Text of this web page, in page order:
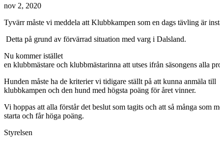
nov 2, 2020
Tyvärr måste vi meddela att Klubbkampen som en dags tävling är
Detta på grund av förvärrad situation med varg i Dalsland.
Nu kommer istället
en klubbmästare och klubbmästarinna att utses ifrån säsongens alla
Hunden måste ha de kriterier vi tidigare ställt på att kunna anmäla till
klubbkampen och den hund med högsta poäng för året vinner.
Vi hoppas att alla förstår det beslut som tagits och att så många som
starta och får höga poäng.
Styrelsen